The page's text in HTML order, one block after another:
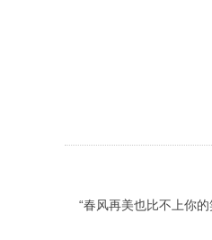
“春风再美也比不上你的